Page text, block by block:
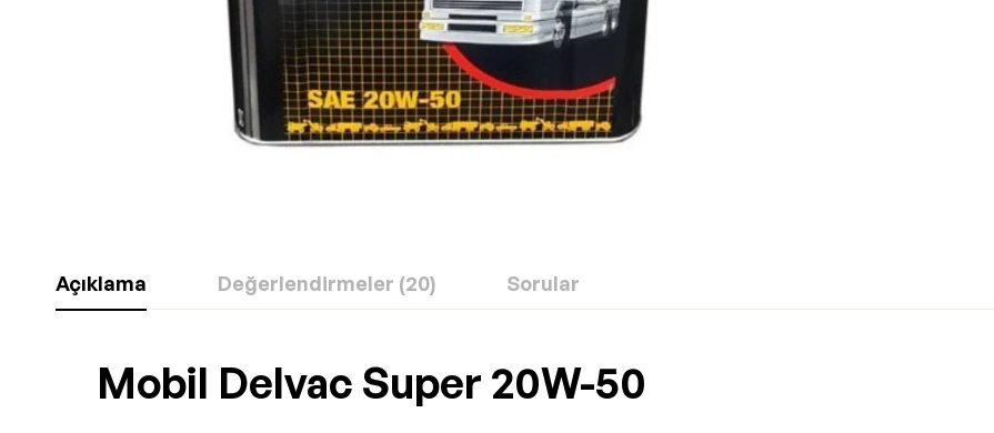
Açıklama Değerlendirmeler (20) Sorular
Mobil Delvac Super 20W-50